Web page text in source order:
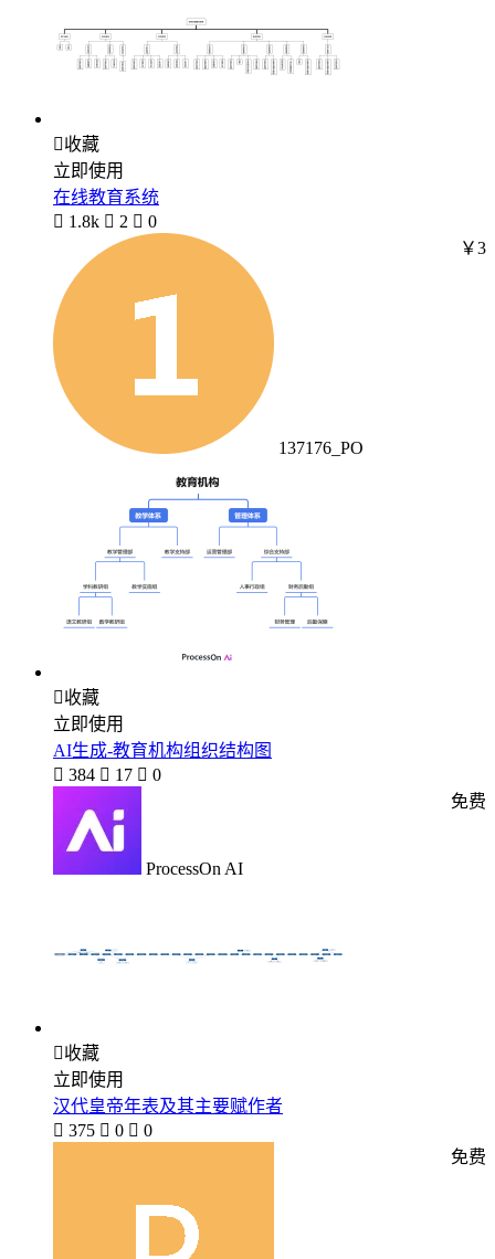
收藏
立即使用
在线教育系统
 1.8k  2  0
137176_PO
￥3
收藏
立即使用
AI生成-教育机构组织结构图
 384  17  0
ProcessOn AI
免费
收藏
立即使用
汉代皇帝年表及其主要赋作者
 375  0  0
免费